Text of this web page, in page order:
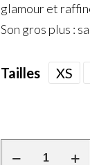
glamour et
Son gros plus :
Tailles XS